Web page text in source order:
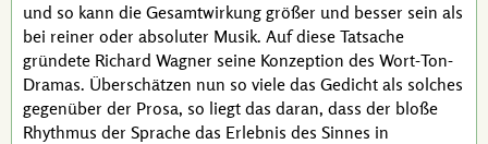
und so kann die Gesamtwirkung größer und besser sein als
bei reiner oder absoluter Musik. Auf diese Tatsache
gründete Richard Wagner seine Konzeption des Wort-Ton-
Dramas. Überschätzen nun so viele das Gedicht als solches
gegenüber der Prosa, so liegt das daran, dass der bloße
Rhythmus der Sprache das Erlebnis des Sinnes in